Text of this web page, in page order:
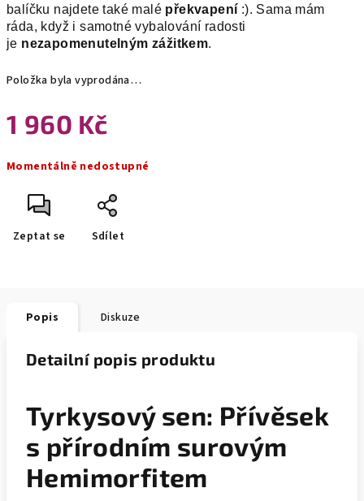
balíčku najdete také malé překvapení :). Sama mám
ráda, když i samotné vybalování radosti
je nezapomenutelným zážitkem.
Položka byla vyprodána…
1 960 Kč
cena:
Momentálně nedostupné
Zeptat se Sdílet
Popis Diskuze
Detailní popis produktu
Tyrkysový sen: Přívěsek
s přírodním surovým
Hemimorfitem